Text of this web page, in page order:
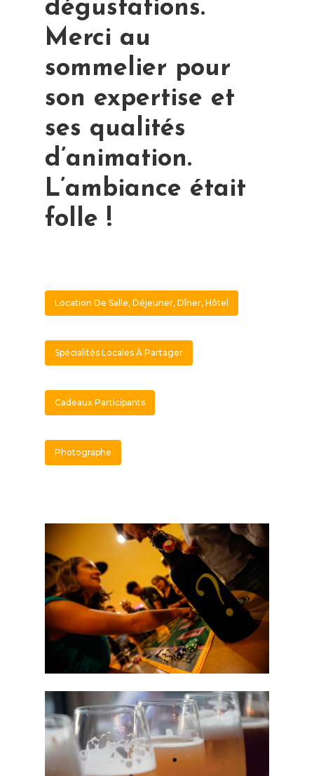
dégustations.
Merci au
sommelier pour
son expertise et
ses qualités
d’animation.
L’ambiance était
folle !
Location De Salle, Déjeuner, Dîner, Hôtel
Spécialités Locales À Partager
Cadeaux Participants
Photographe